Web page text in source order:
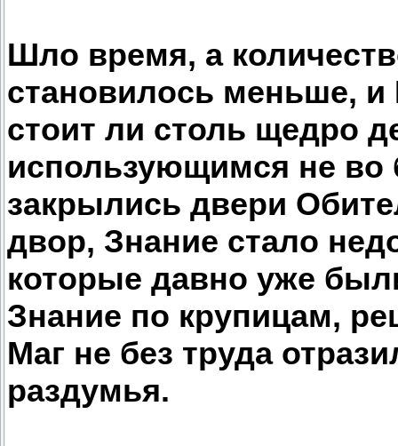
Шло время, а
становилось меньше,
стоит ли столь щедро
использующимся не во
закрылись двери
двор, Знание стало
которые давно уже
Знание по крупицам,
Маг не без труда
раздумья.